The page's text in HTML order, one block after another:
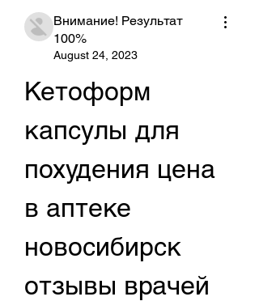
Внимание! Результат
100%
August 24, 2023
Кетоформ
капсулы для
похудения цена
в аптеке
новосибирск
отзывы врачей